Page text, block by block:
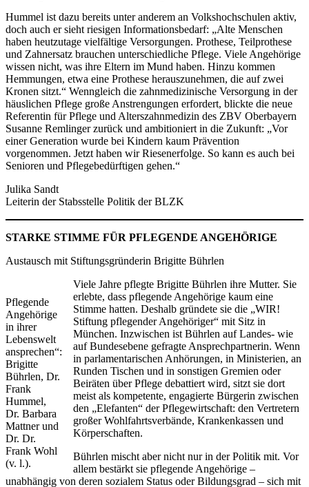
Hummel ist dazu bereits unter anderem an Volkshochschulen aktiv,
doch auch er sieht riesigen Informationsbedarf: „Alte Menschen
haben heutzutage vielfältige Versorgungen. Prothese, Teilprothese
und Zahnersatz brauchen unterschiedliche Pflege. Viele Angehörige
wissen nicht, was ihre Eltern im Mund haben. Hinzu kommen
Hemmungen, etwa eine Prothese herauszunehmen, die auf zwei
Kronen sitzt.“ Wenngleich die zahnmedizinische Versorgung in der
häuslichen Pflege große Anstrengungen erfordert, blickte die neue
Referentin für Pflege und Alterszahnmedizin des ZBV Oberbayern
Susanne Remlinger zurück und ambitioniert in die Zukunft: „Vor
einer Generation wurde bei Kindern kaum Prävention
vorgenommen. Jetzt haben wir Riesenerfolge. So kann es auch bei
Senioren und Pflegebedürftigen gehen.“
Julika Sandt
Leiterin der Stabsstelle Politik der BLZK
STARKE STIMME FÜR PFLEGENDE ANGEHÖRIGE
Austausch mit Stiftungsgründerin Brigitte Bührlen
Pflegende
Angehörige
in ihrer
Lebenswelt
ansprechen“:
Brigitte
Bührlen, Dr.
Frank
Hummel,
Dr. Barbara
Mattner und
Dr. Dr.
Frank Wohl
(v. l.).
Viele Jahre pflegte Brigitte Bührlen ihre Mutter. Sie
erlebte, dass pflegende Angehörige kaum eine
Stimme hatten. Deshalb gründete sie die „WIR!
Stiftung pflegender Angehöriger“ mit Sitz in
München. Inzwischen ist Bührlen auf Landes- wie
auf Bundesebene gefragte Ansprechpartnerin. Wenn
in parlamentarischen Anhörungen, in Ministerien, an
Runden Tischen und in sonstigen Gremien oder
Beiräten über Pflege debattiert wird, sitzt sie dort
meist als kompetente, engagierte Bürgerin zwischen
den „Elefanten“ der Pflegewirtschaft: den Vertretern
großer Wohlfahrtsverbände, Krankenkassen und
Körperschaften.
Bührlen mischt aber nicht nur in der Politik mit. Vor
allem bestärkt sie pflegende Angehörige –
unabhängig von deren sozialem Status oder Bildungsgrad – sich mit